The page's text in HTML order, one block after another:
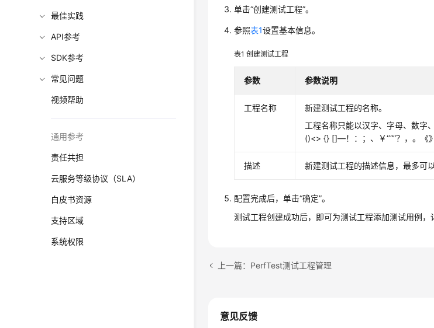
最佳实践
API参考
SDK参考
常见问题
视频帮助
通用参考
责任共担
云服务等级协议（SLA）
白皮书资源
支持区域
系统权限
单击“创建测试工程”。
参照表1设置基本信息。
表1创建测试工程
参数 参数说明
工程名称
新建测试工程的名称。
工程名称只能以汉字、字母、数
()<> {} []—！：；、￥‘’“”？，。《
描述 新建测试工程的描述信息，最多可
配置完成后，单击“确定”。
测试工程创建成功后，即可为测试工程添加测试用例，
上一篇：PerfTest测试工程管理
意见反馈